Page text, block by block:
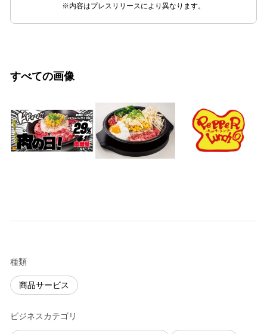
※内容はプレスリリースにより異なります。
すべての画像
種類
商品サービス
ビジネスカテゴリ